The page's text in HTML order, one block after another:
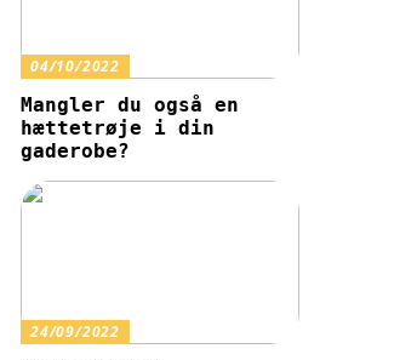
04/10/2022
Mangler du også en
hættetrøje i din
gaderobe?
24/09/2022